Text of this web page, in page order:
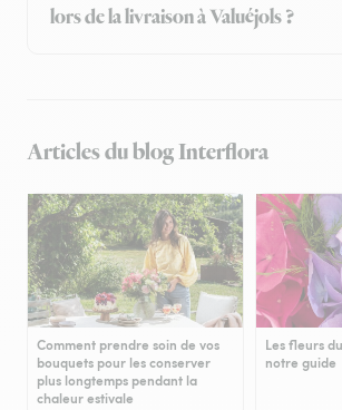
lors de la livraison à Valuéjols ?
Articles du blog Interflora
Comment prendre soin de vos
bouquets pour les conserver
plus longtemps pendant la
chaleur estivale
Les fleurs
notre guide